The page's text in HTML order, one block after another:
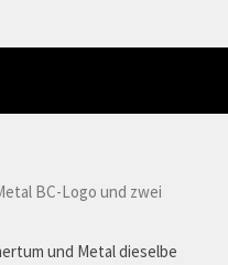
und Metal dieselbe